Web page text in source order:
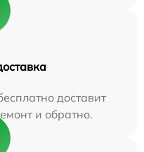
доставит
и обратно.